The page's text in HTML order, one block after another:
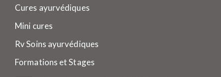
Cures ayurvédiques
Mini cures
Rv Soins ayurvédiques
Formations et Stages